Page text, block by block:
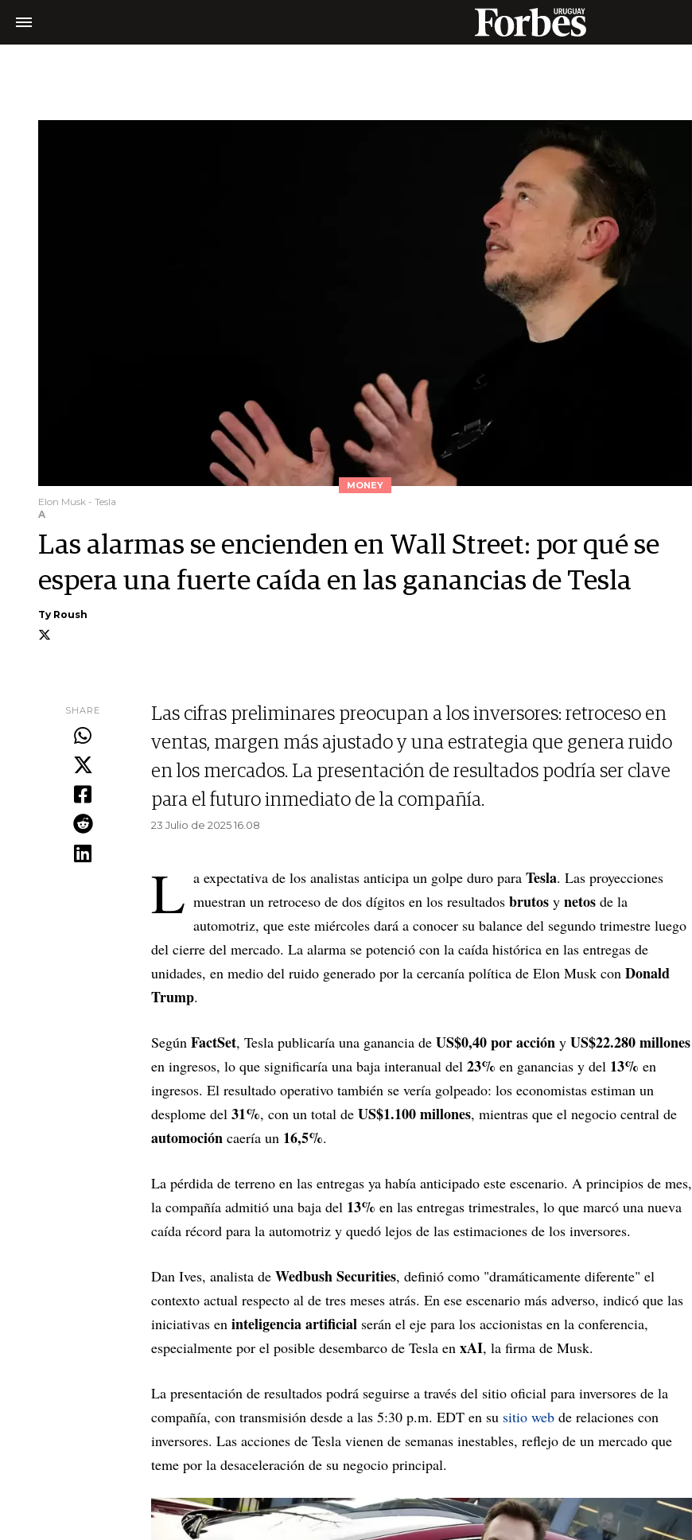
MONEY
Elon Musk - Tesla
A
Las alarmas se encienden en Wall Street: por qué se
espera una fuerte caída en las ganancias de Tesla
Ty Roush
SHARE
Las cifras preliminares preocupan a los inversores: retroceso en
ventas, margen más ajustado y una estrategia que genera ruido
en los mercados. La presentación de resultados podría ser clave
para el futuro inmediato de la compañía.
23 Julio de 2025 16.08
L a expectativa de los analistas anticipa un golpe duro para Tesla. Las proyecciones
muestran un retroceso de dos dígitos en los resultados brutos y netos de la
automotriz, que este miércoles dará a conocer su balance del segundo trimestre luego
del cierre del mercado. La alarma se potenció con la caída histórica en las entregas de
unidades, en medio del ruido generado por la cercanía política de Elon Musk con Donald
Trump.
Según FactSet, Tesla publicaría una ganancia de US$0,40 por acción y US$22.280 millones
en ingresos, lo que significaría una baja interanual del 23% en ganancias y del 13% en
ingresos. El resultado operativo también se vería golpeado: los economistas estiman un
desplome del 31%, con un total de US$1.100 millones, mientras que el negocio central de
automoción caería un 16,5%.
La pérdida de terreno en las entregas ya había anticipado este escenario. A principios de mes,
la compañía admitió una baja del 13% en las entregas trimestrales, lo que marcó una nueva
caída récord para la automotriz y quedó lejos de las estimaciones de los inversores.
Dan Ives, analista de Wedbush Securities, definió como "dramáticamente diferente" el
contexto actual respecto al de tres meses atrás. En ese escenario más adverso, indicó que las
iniciativas en inteligencia artificial serán el eje para los accionistas en la conferencia,
especialmente por el posible desembarco de Tesla en xAI, la firma de Musk.
La presentación de resultados podrá seguirse a través del sitio oficial para inversores de la
compañía, con transmisión desde a las 5:30 p.m. EDT en su sitio web de relaciones con
inversores. Las acciones de Tesla vienen de semanas inestables, reflejo de un mercado que
teme por la desaceleración de su negocio principal.